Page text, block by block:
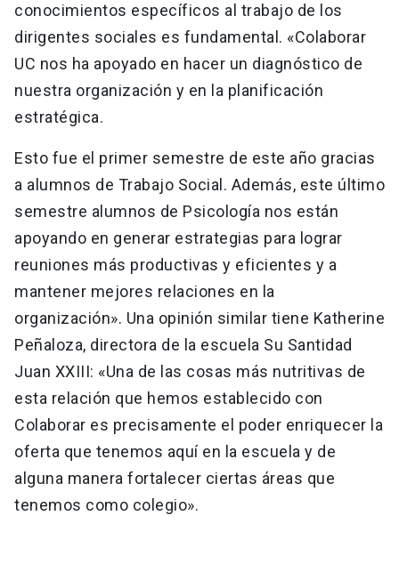
conocimientos específicos al trabajo de los
dirigentes sociales es fundamental. «Colaborar
UC nos ha apoyado en hacer un diagnóstico de
nuestra organización y en la planificación
estratégica.
Esto fue el primer semestre de este año gracias
a alumnos de Trabajo Social. Además, este último
semestre alumnos de Psicología nos están
apoyando en generar estrategias para lograr
reuniones más productivas y eficientes y a
mantener mejores relaciones en la
organización». Una opinión similar tiene Katherine
Peñaloza, directora de la escuela Su Santidad
Juan XXIII: «Una de las cosas más nutritivas de
esta relación que hemos establecido con
Colaborar es precisamente el poder enriquecer la
oferta que tenemos aquí en la escuela y de
alguna manera fortalecer ciertas áreas que
tenemos como colegio».